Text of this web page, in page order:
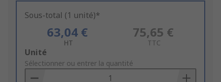
Sous-total (1 unité)*
63,04 €
HT
75,65 €
TTC
Add
to
Basket
Unité
Sélectionner ou entrer la quantité